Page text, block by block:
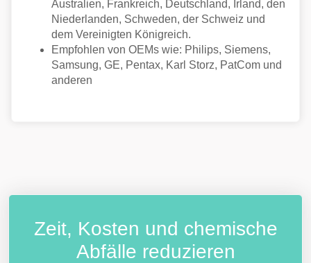
Australien, Frankreich, Deutschland, Irland, den
Niederlanden, Schweden, der Schweiz und
dem Vereinigten Königreich.
Empfohlen von OEMs wie: Philips, Siemens,
Samsung, GE, Pentax, Karl Storz, PatCom und
anderen
Zeit, Kosten und chemische
Abfälle reduzieren